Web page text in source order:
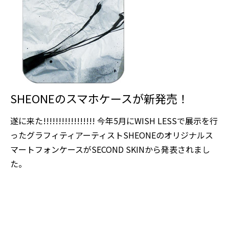
SHEONEのスマホケースが新発売！
遂に来た!!!!!!!!!!!!!!!!! 今年5月にWISH LESSで展示を行
ったグラフィティアーティストSHEONEのオリジナルス
マートフォンケースがSECOND SKINから発表されまし
た。